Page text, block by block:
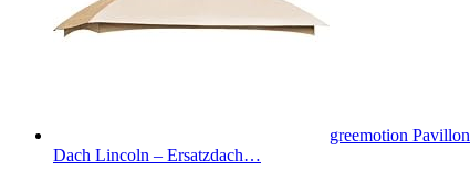
greemotion Pavillon
Dach Lincoln – Ersatzdach…